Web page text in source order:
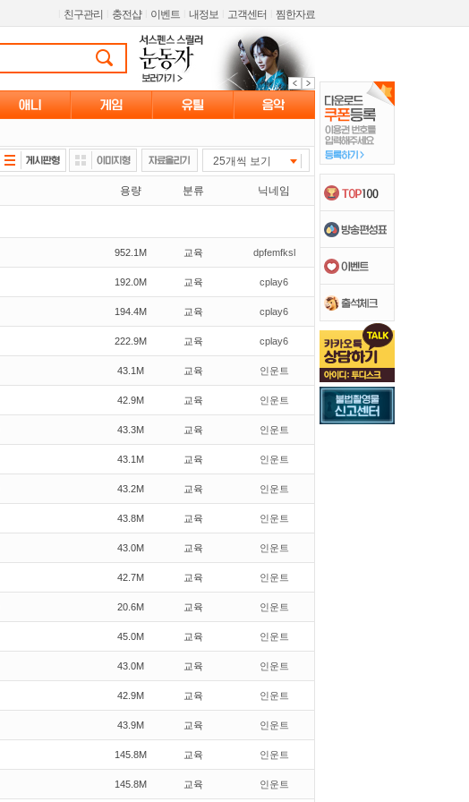
친구관리 충전샵 이벤트 내정보 고객센터 찜한자료
25개씩 보기
용량 분류 닉네임
952.1M 교육 dpfemfksl
192.0M 교육 cplay6
194.4M 교육 cplay6
222.9M 교육 cplay6
43.1M 교육 인운트
42.9M 교육 인운트
43.3M 교육 인운트
43.1M 교육 인운트
43.2M 교육 인운트
43.8M 교육 인운트
43.0M 교육 인운트
42.7M 교육 인운트
20.6M 교육 인운트
45.0M 교육 인운트
43.0M 교육 인운트
42.9M 교육 인운트
43.9M 교육 인운트
145.8M 교육 인운트
145.8M 교육 인운트